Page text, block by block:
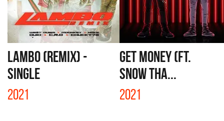
LAMBO (REMIX) -
SINGLE
2021
GET MONEY (FT.
SNOW THA...
2021